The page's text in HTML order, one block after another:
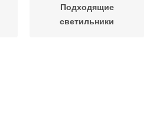
Подходящие
светильники